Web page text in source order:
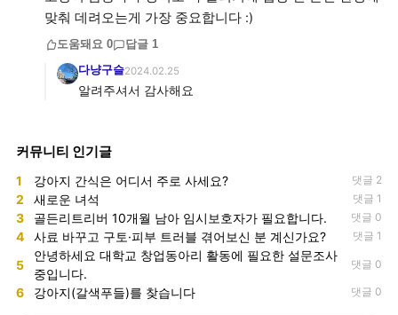
맞춰 데려오는게 가장 중요합니다 :)
도움돼요 0 답글 1
다냥구슬2024.02.25
알려주셔서 감사해요
커뮤니티 인기글
1 강아지 간식은 어디서 주로 사세요? 댓글 2
2 새로운 녀석 댓글 1
3 골든리트리버 10개월 남아 임시보호자가 필요합니다. 댓글 0
4 사료 바꾸고 구토·피부 트러블 겪어보신 분 계신가요? 댓글 1
5
안녕하세요 대학교 창업동아리 활동에 필요한 설문조사
중입니다.
댓글 0
6 강아지(갈색푸들)를 찾습니다 댓글 0